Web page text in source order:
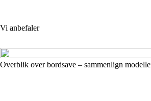
Vi anbefaler
Overblik over bordsave – sammenlign